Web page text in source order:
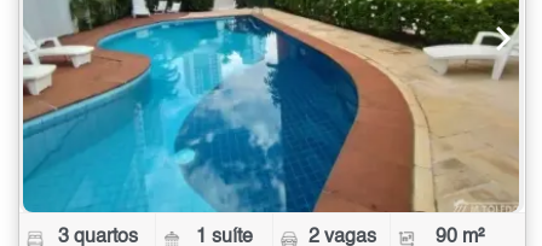
3 quartos 1 suíte 2 vagas 90 m²